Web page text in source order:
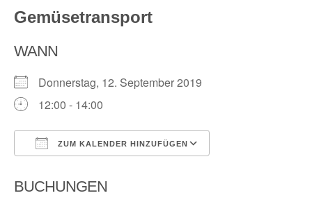
Gemüsetransport
WANN
Donnerstag, 12. September 2019
12:00 - 14:00
ZUM KALENDER HINZUFÜGEN
BUCHUNGEN